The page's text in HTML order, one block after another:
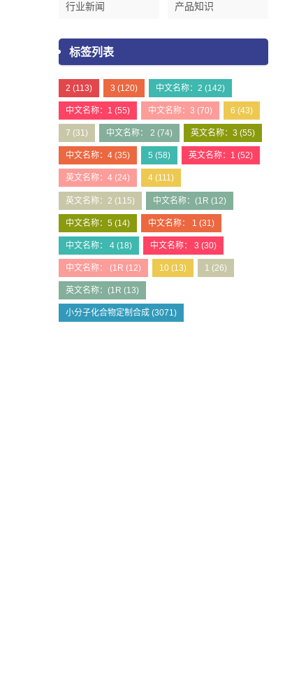
行业新闻 产品知识
标签列表
2 (113) 3 (120) 中文名称：2 (142)
中文名称：1 (55) 中文名称：3 (70) 6 (43)
7 (31) 中文名称： 2 (74) 英文名称：3 (55)
中文名称：4 (35) 5 (58) 英文名称：1 (52)
英文名称：4 (24) 4 (111)
英文名称：2 (115) 中文名称：(1R (12)
中文名称：5 (14) 中文名称： 1 (31)
中文名称： 4 (18) 中文名称： 3 (30)
中文名称： (1R (12) 10 (13) 1 (26)
英文名称：(1R (13)
小分子化合物定制合成 (3071)